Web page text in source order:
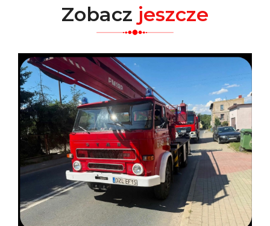
Zobacz jeszcze